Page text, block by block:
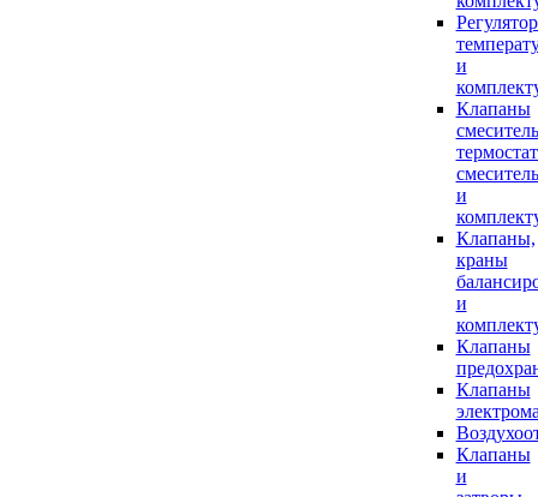
и
Клапаны
и
Клапаны,
краны
и
Клапаны
Клапаны
Клапаны
и